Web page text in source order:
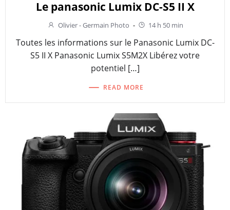
Le panasonic Lumix DC-S5 II X
Olivier - Germain Photo - 14 h 50 min
Toutes les informations sur le Panasonic Lumix DC-
S5 II X Panasonic Lumix S5M2X Libérez votre
potentiel […]
READ MORE